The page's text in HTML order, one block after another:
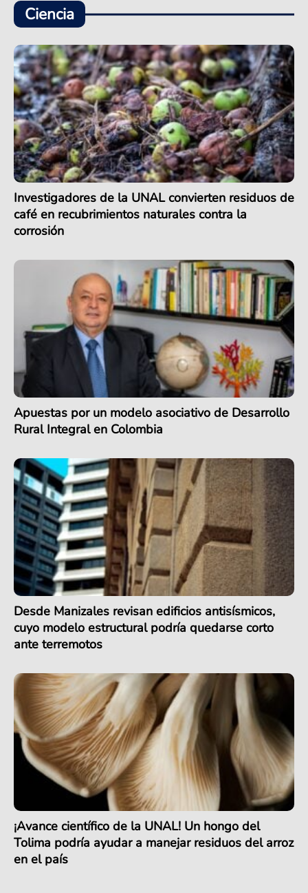
Ciencia
Investigadores de la UNAL convierten residuos de
café en recubrimientos naturales contra la
corrosión
Apuestas por un modelo asociativo de Desarrollo
Rural Integral en Colombia
Desde Manizales revisan edificios antisísmicos,
cuyo modelo estructural podría quedarse corto
ante terremotos
¡Avance científico de la UNAL! Un hongo del
Tolima podría ayudar a manejar residuos del arroz
en el país